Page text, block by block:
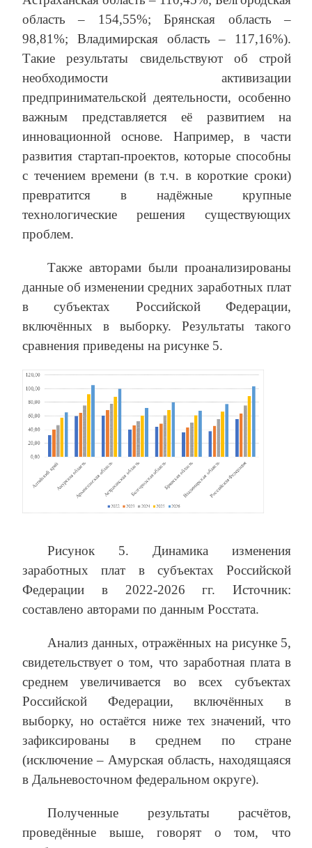
область – 154,55%; Брянская область –
98,81%; Владимирская область – 117,16%).
Такие результаты свидельствуют об строй
необходимости активизации
предпринимательской деятельности, особенно
важным представляется её развитием на
инновационной основе. Например, в части
развития стартап-проектов, которые способны
с течением времени (в т.ч. в короткие сроки)
превратится в надёжные крупные
технологические решения существующих
проблем.
Также авторами были проанализированы
данные об изменении средних заработных плат
в субъектах Российской Федерации,
включённых в выборку. Результаты такого
сравнения приведены на рисунке 5.
Рисунок 5. Динамика изменения
заработных плат в субъектах Российской
Федерации в 2022-2026 гг. Источник:
составлено авторами по данным Росстата.
Анализ данных, отражённых на рисунке 5,
свидетельствует о том, что заработная плата в
среднем увеличивается во всех субъектах
Российской Федерации, включённых в
выборку, но остаётся ниже тех значений, что
зафиксированы в среднем по стране
(исключение – Амурская область, находящаяся
в Дальневосточном федеральном округе).
Полученные результаты расчётов,
проведённые выше, говорят о том, что